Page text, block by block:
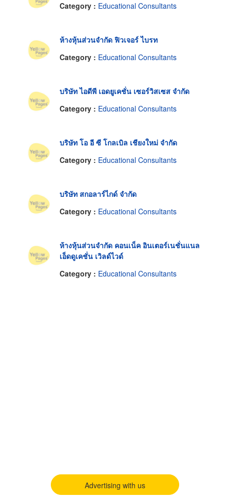
Category : Educational Consultants
ห้างหุ้นส่วนจำกัด ฟิวเจอร์ ไบรท
Category : Educational Consultants
บริษัท ไอดีพี เอดยูเคชั่น เซอร์วิสเซส จำกัด
Category : Educational Consultants
บริษัท โอ อี ซี โกลเบิล เชียงใหม่ จำกัด
Category : Educational Consultants
บริษัท สกอลาร์ไกด์ จำกัด
Category : Educational Consultants
ห้างหุ้นส่วนจำกัด คอนเน็ค อินเตอร์เนชั่นแนล
เอ็ดดูเคชั่น เวิลด์ไวด์
Category : Educational Consultants
Advertising with us